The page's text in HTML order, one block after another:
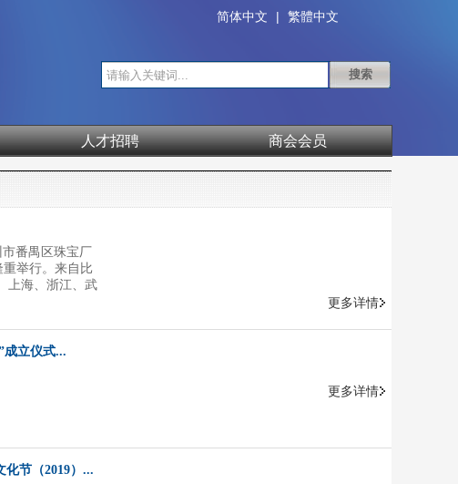
简体中文 | 繁體中文
人才招聘
商会会员
番禺区珠宝厂
举行。来自比
上海、浙江、武
宝文化节的成
更多详情
成立仪式...
更多详情
节（2019）...